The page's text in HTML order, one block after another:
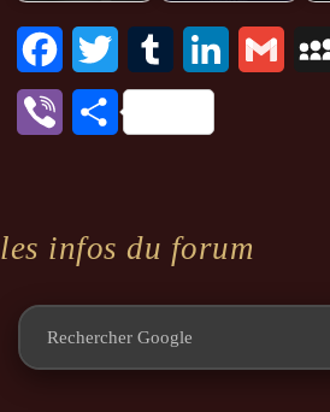
FacebookTwitter Tumblr LinkedIn
Viber Partager
les infos du forum